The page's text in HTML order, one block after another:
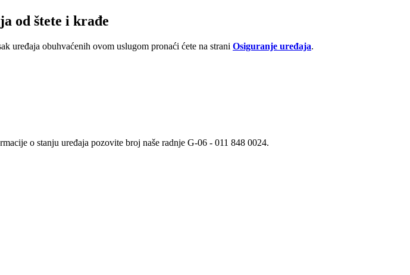
od štete i krađe
uređaja obuhvaćenih ovom uslugom pronaći ćete na strani Osiguranje uređaja.
o stanju uređaja pozovite broj naše radnje G-06 - 011 848 0024.